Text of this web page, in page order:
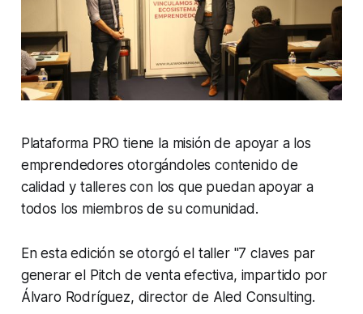
Plataforma PRO tiene la misión de apoyar a los
emprendedores otorgándoles contenido de
calidad y talleres con los que puedan apoyar a
todos los miembros de su comunidad.
En esta edición se otorgó el taller "7 claves par
generar el Pitch de venta efectiva, impartido por
Álvaro Rodríguez, director de Aled Consulting.